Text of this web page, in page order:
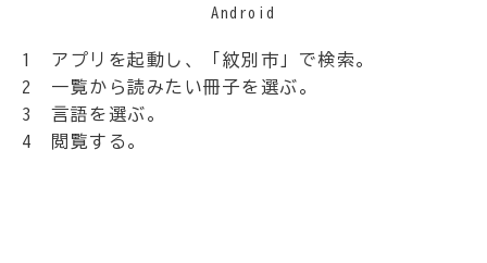
Android
1 アプリを起動し、「紋別市」で検索。
2 一覧から読みたい冊子を選ぶ。
3 言語を選ぶ。
4 閲覧する。